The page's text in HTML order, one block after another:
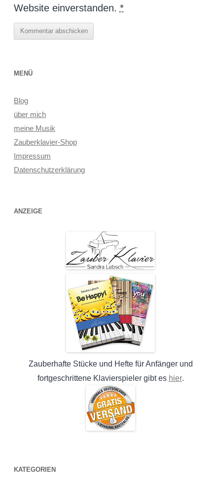
Website einverstanden. *
MENÜ
Blog
über mich
meine Musik
Zauberklavier-Shop
Impressum
Datenschutzerklärung
ANZEIGE
Zauberhafte Stücke und Hefte für Anfänger und
fortgeschrittene Klavierspieler gibt es hier.
KATEGORIEN